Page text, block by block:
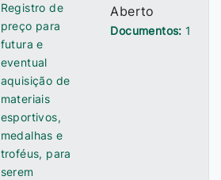
Registro de
preço para
futura e
eventual
aquisição de
materiais
esportivos,
medalhas e
troféus, para
serem
Aberto
Documentos: 1